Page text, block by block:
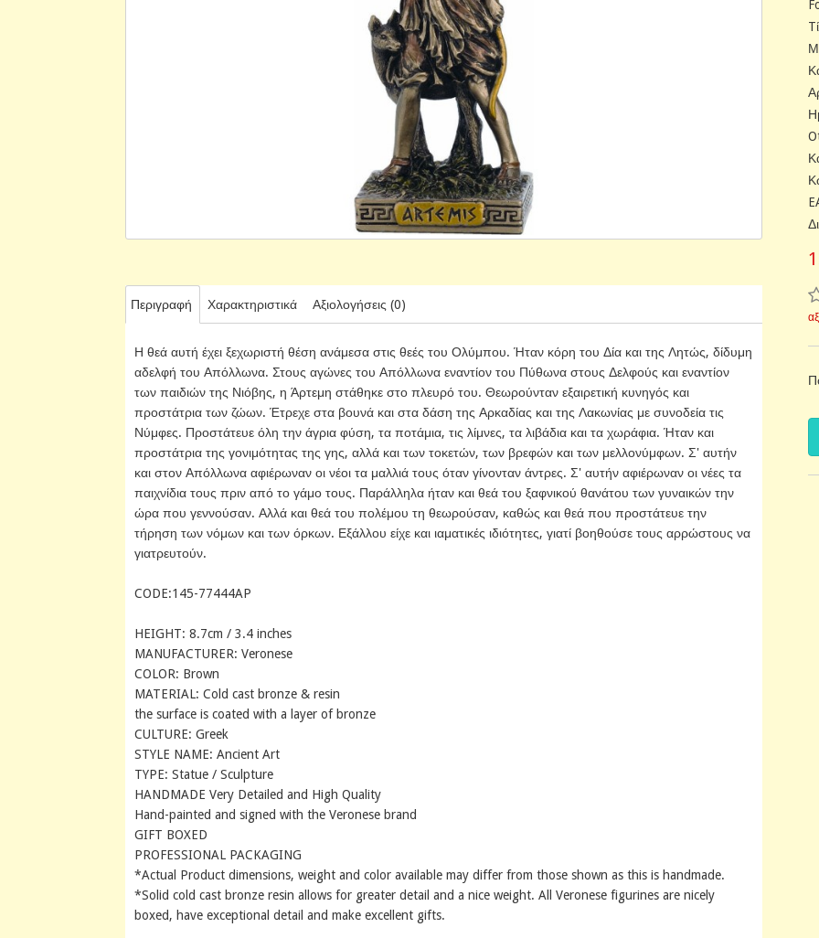
Περιγραφή Χαρακτηριστικά Αξιολογήσεις (0)
Η θεά αυτή έχει ξεχωριστή θέση ανάμεσα στις θεές του Ολύμπου. Ήταν κόρη του Δία και της Λητώς, δίδυμη
αδελφή του Απόλλωνα. Στους αγώνες του Απόλλωνα εναντίον του Πύθωνα στους Δελφούς και εναντίον
των παιδιών της Νιόβης, η Άρτεμη στάθηκε στο πλευρό του. Θεωρούνταν εξαιρετική κυνηγός και
προστάτρια των ζώων. Έτρεχε στα βουνά και στα δάση της Αρκαδίας και της Λακωνίας με συνοδεία τις
Νύμφες. Προστάτευε όλη την άγρια φύση, τα ποτάμια, τις λίμνες, τα λιβάδια και τα χωράφια. Ήταν και
προστάτρια της γονιμότητας της γης, αλλά και των τοκετών, των βρεφών και των μελλονύμφων. Σ' αυτήν
και στον Απόλλωνα αφιέρωναν οι νέοι τα μαλλιά τους όταν γίνονταν άντρες. Σ' αυτήν αφιέρωναν οι νέες τα
παιχνίδια τους πριν από το γάμο τους. Παράλληλα ήταν και θεά του ξαφνικού θανάτου των γυναικών την
ώρα που γεννούσαν. Αλλά και θεά του πολέμου τη θεωρούσαν, καθώς και θεά που προστάτευε την
τήρηση των νόμων και των όρκων. Εξάλλου είχε και ιαματικές ιδιότητες, γιατί βοηθούσε τους αρρώστους να
γιατρευτούν.
CODE:145-77444AP
HEIGHT: 8.7cm / 3.4 inches
MANUFACTURER: Veronese
COLOR: Brown
MATERIAL: Cold cast bronze & resin
the surface is coated with a layer of bronze
CULTURE: Greek
STYLE NAME: Ancient Art
TYPE: Statue / Sculpture
HANDMADE Very Detailed and High Quality
Hand-painted and signed with the Veronese brand
GIFT BOXED
PROFESSIONAL PACKAGING
*Actual Product dimensions, weight and color available may differ from those shown as this is handmade.
*Solid cold cast bronze resin allows for greater detail and a nice weight. All Veronese figurines are nicely
boxed, have exceptional detail and make excellent gifts.